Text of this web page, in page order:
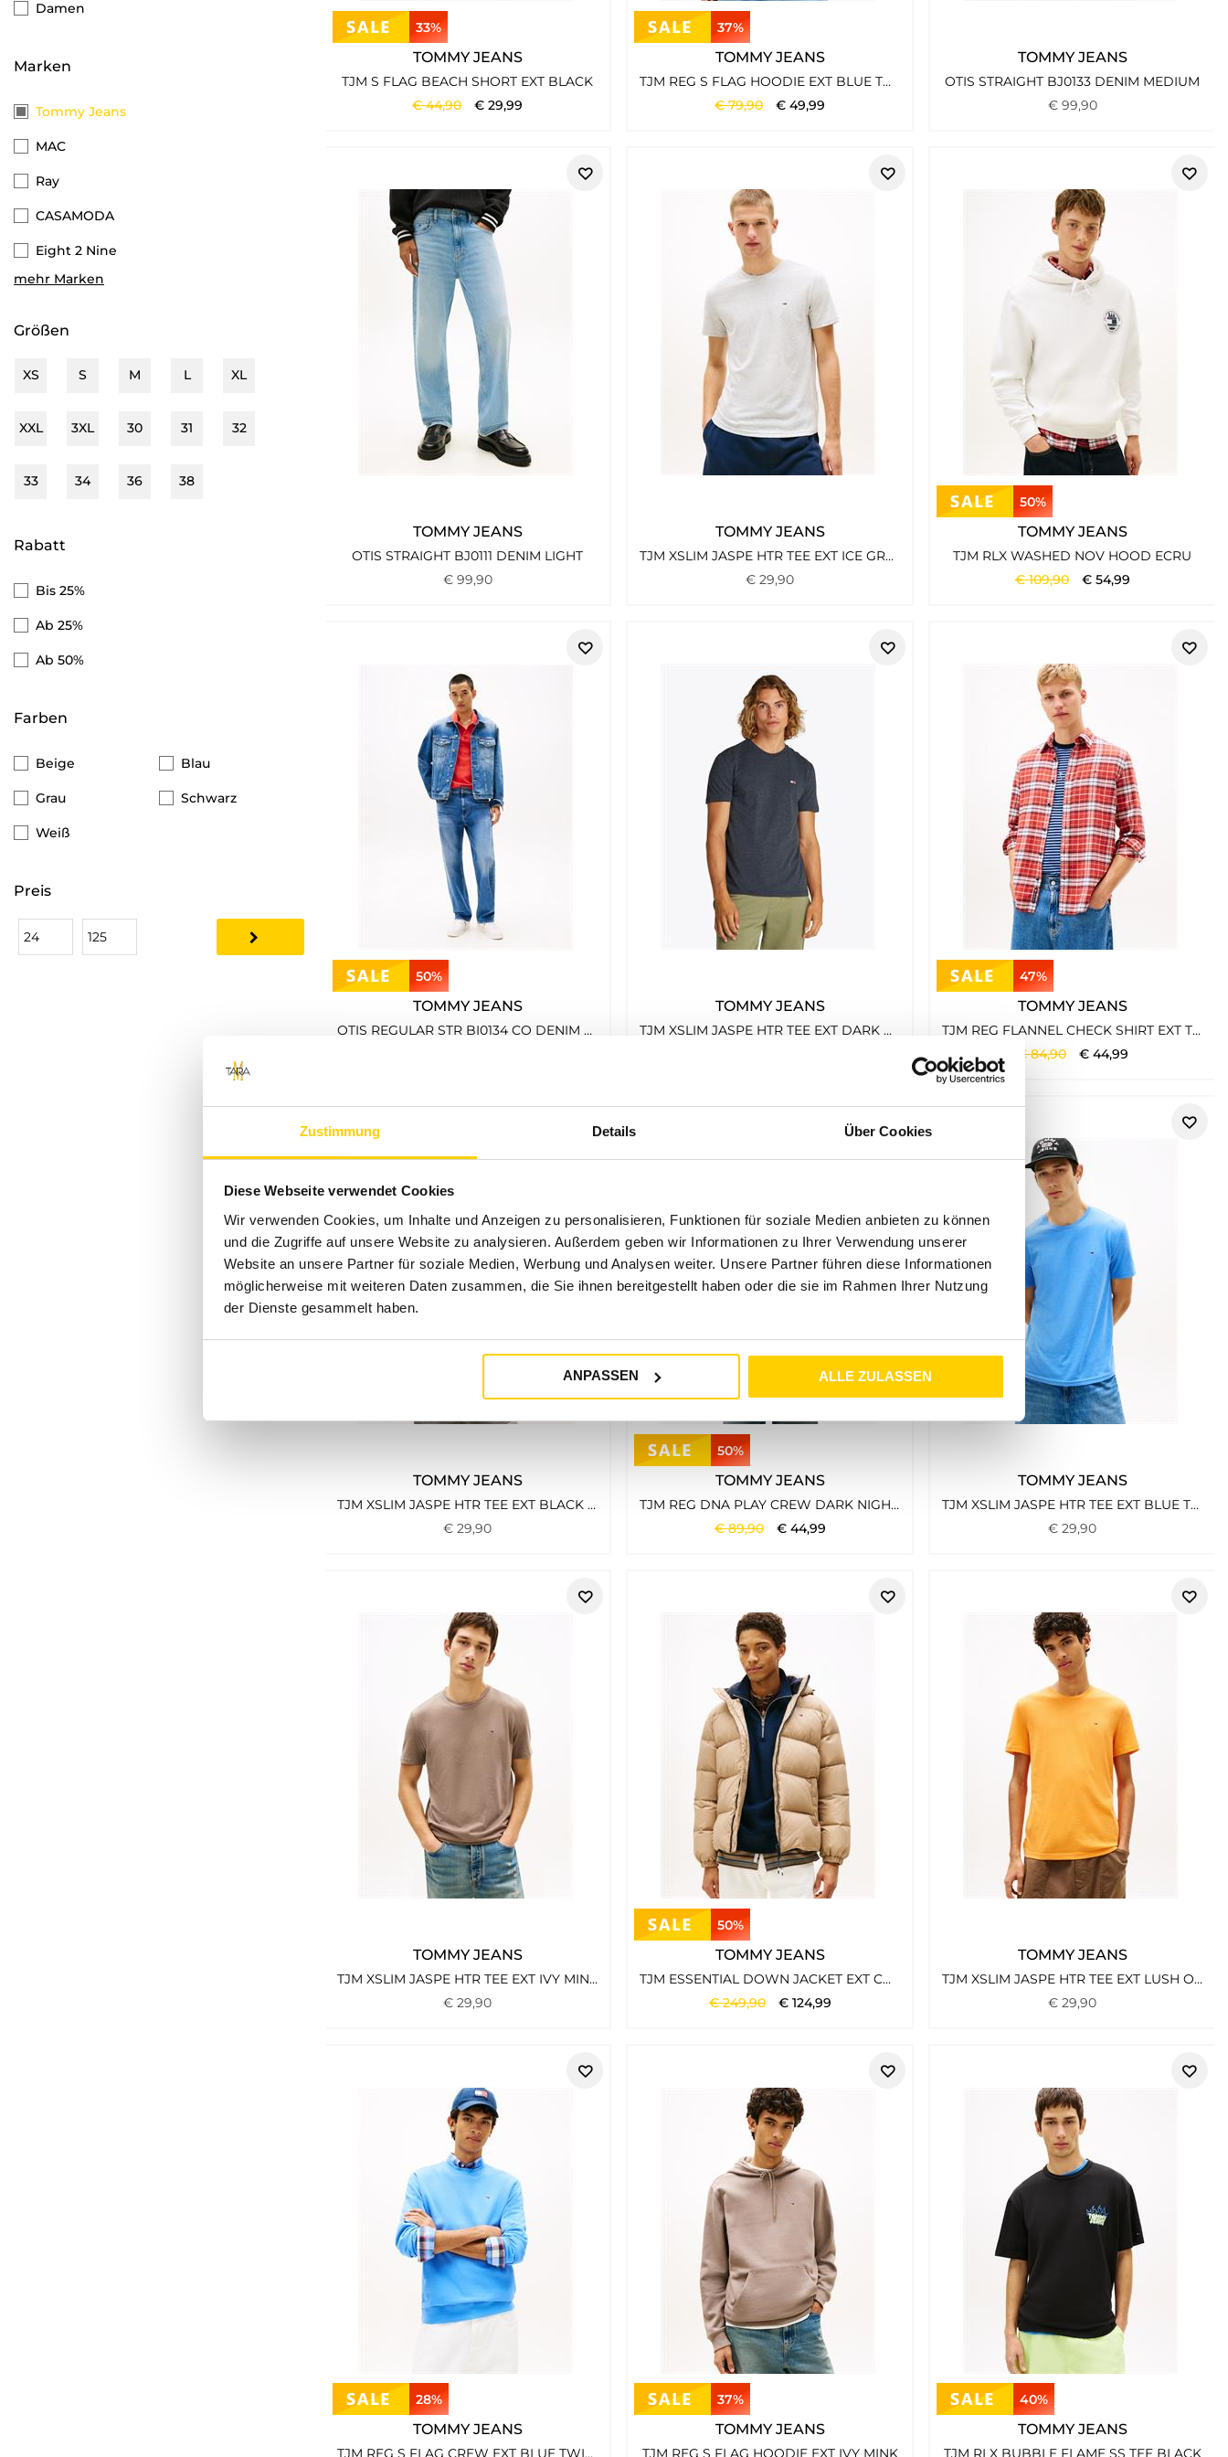
Zustimmung Details Über Cookies
Diese Webseite verwendet Cookies
Wir verwenden Cookies, um Inhalte und Anzeigen zu personalisieren, Funktionen für soziale Medien anbieten zu können
und die Zugriffe auf unsere Website zu analysieren. Außerdem geben wir Informationen zu Ihrer Verwendung unserer
Website an unsere Partner für soziale Medien, Werbung und Analysen weiter. Unsere Partner führen diese Informationen
möglicherweise mit weiteren Daten zusammen, die Sie ihnen bereitgestellt haben oder die sie im Rahmen Ihrer Nutzung
der Dienste gesammelt haben.
ANPASSEN ALLE ZULASSEN
Damen
Marken
Tommy Jeans
MAC
Ray
CASAMODA
Eight 2 Nine
s.Oliver
G-star Raw
Lerros
Esprit
Tommy Hilfiger
s.Oliver Black Label
Tom Tailor Denim
Marc O'Polo
PME Legend
mehr Marken
Größen
XS S M L XL
XXL 3XL 30 31 32
33 34 36 38
Rabatt
Bis 25%
Ab 25%
Ab 50%
Farben
Beige Blau
Grau Schwarz
Weiß
Preis
33%
TOMMY JEANS
TJM S FLAG BEACH SHORT EXT BLACK
€44,90 €29,99
37%
TOMMY JEANS
TJM REG S FLAG HOODIE EXT BLUE TWILIGHT
€79,90 €49,99
TOMMY JEANS
OTIS STRAIGHT BJ0133 DENIM MEDIUM
€ 99,90
TOMMY JEANS
OTIS STRAIGHT BJ0111 DENIM LIGHT
€ 99,90
TOMMY JEANS
TJM XSLIM JASPE HTR TEE EXT ICE GREY HEATHER
€29,90
50%
TOMMY JEANS
TJM RLX WASHED NOV HOOD ECRU
€109,90 € 54,99
50%
TOMMY JEANS
OTIS REGULAR STR BI0134 CO DENIM MEDIUM
TOMMY JEANS
TJM XSLIM JASPE HTR TEE EXT DARK NIGHT NAVY HTR
47%
TOMMY JEANS
TJM REG FLANNEL CHECK SHIRT EXT TERRACOTTA RED-BIG CHECK
€84,90 € 44,99
TOMMY JEANS
TJM XSLIM JASPE HTR TEE EXT BLACK HTR
€29,90
50%
TOMMY JEANS
TJM REG DNA PLAY CREW DARK NIGHT NAVY
€89,90 € 44,99
TOMMY JEANS
TJM XSLIM JASPE HTR TEE EXT BLUE TWILIGHT HTR
€29,90
TOMMY JEANS
TJM XSLIM JASPE HTR TEE EXT IVY MINK HTR
€29,90
50%
TOMMY JEANS
TJM ESSENTIAL DOWN JACKET EXT COASTAL TAUPE
€249,90 € 124,99
TOMMY JEANS
TJM XSLIM JASPE HTR TEE EXT LUSH ORANGE HTR
€29,90
28%
TOMMY JEANS
TJM REG S FLAG CREW EXT BLUE TWILIGHT
37%
TOMMY JEANS
TJM REG S FLAG HOODIE EXT IVY MINK
40%
TOMMY JEANS
TJM RLX BUBBLE FLAME SS TEE BLACK